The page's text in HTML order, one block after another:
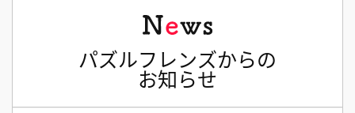
パズルフレンズからの
お知らせ